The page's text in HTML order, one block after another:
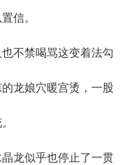
信。
不禁喝骂这变着法勾
龙娘穴暖宫烫，一股
龙似乎也停止了一贯